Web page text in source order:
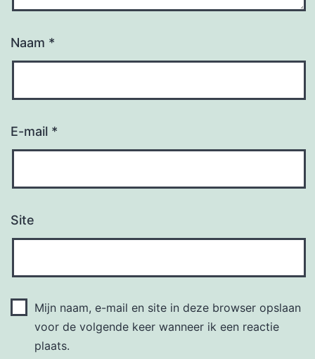
Naam *
E-mail *
Site
Mijn naam, e-mail en site in deze browser opslaan
voor de volgende keer wanneer ik een reactie
plaats.